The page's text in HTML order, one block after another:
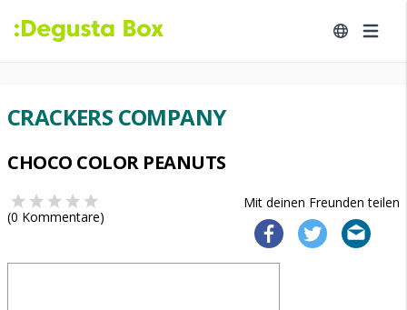
CRACKERS COMPANY
CHOCO COLOR PEANUTS
Mit deinen Freunden teilen
(0 Kommentare)